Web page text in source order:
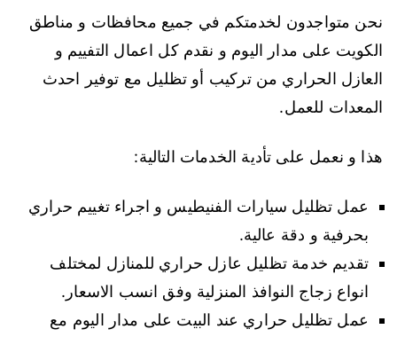
نحن متواجدون لخدمتكم في جميع محافظات و مناطق
الكويت على مدار اليوم و نقدم كل اعمال التفييم و
العازل الحراري من تركيب أو تظليل مع توفير احدث
المعدات للعمل.
هذا و نعمل على تأدية الخدمات التالية:
عمل تظليل سيارات الفنيطيس و اجراء تغييم حراري
بحرفية و دقة عالية.
تقديم خدمة تظليل عازل حراري للمنازل لمختلف
انواع زجاج النوافذ المنزلية وفق انسب الاسعار.
عمل تظليل حراري عند البيت على مدار اليوم مع